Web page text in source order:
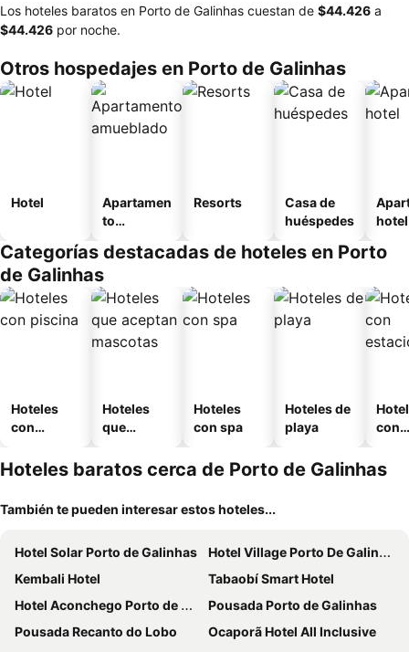
Los hoteles baratos en Porto de Galinhas cuestan de ‎$44.426 a
‎$44.426 por noche.
Otros hospedajes en Porto de Galinhas
Hotel
Apartamen
to
o
Resorts
Casa de
huéspedes
hotel
Categorías destacadas de hoteles en Porto
de Galinhas
Hoteles
con
Hoteles
que
mascotas
Hoteles
con spa
Hoteles de
playa
con
Hoteles baratos cerca de Porto de Galinhas
También te pueden interesar estos hoteles...
Hotel Solar Porto de Galinhas
Hotel Village Porto De Galinhas
Kembali Hotel
Tabaobí Smart Hotel
Hotel Aconchego Porto de Galinhas
Pousada Porto de Galinhas
Pousada Recanto do Lobo
Ocaporã Hotel All Inclusive